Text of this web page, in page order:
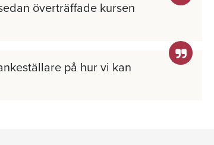
överträffade kursen
på hur vi kan